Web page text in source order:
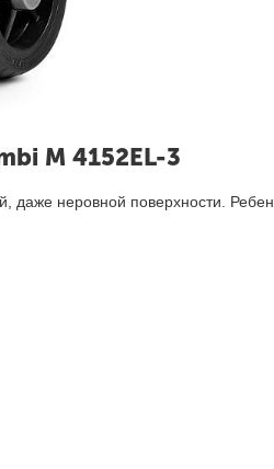
M 4152EL-3
неровной поверхности.